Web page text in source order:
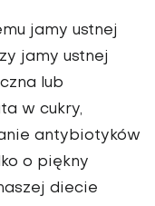
jamy ustnej
jamy ustnej
lub
w cukry,
antybiotyków
o piękny
diecie